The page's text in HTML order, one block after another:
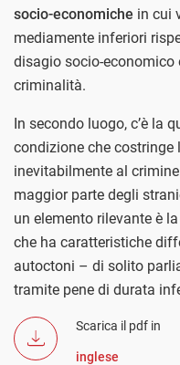
socio-economiche in cui
mediamente inferiori
disagio socio-economico
criminalità.
In secondo luogo, c’è la
condizione che costringe
inevitabilmente al
maggior parte degli
un elemento rilevante è la
che ha caratteristiche
autoctoni – di solito
tramite pene di durata
Scarica il pdf in
inglese